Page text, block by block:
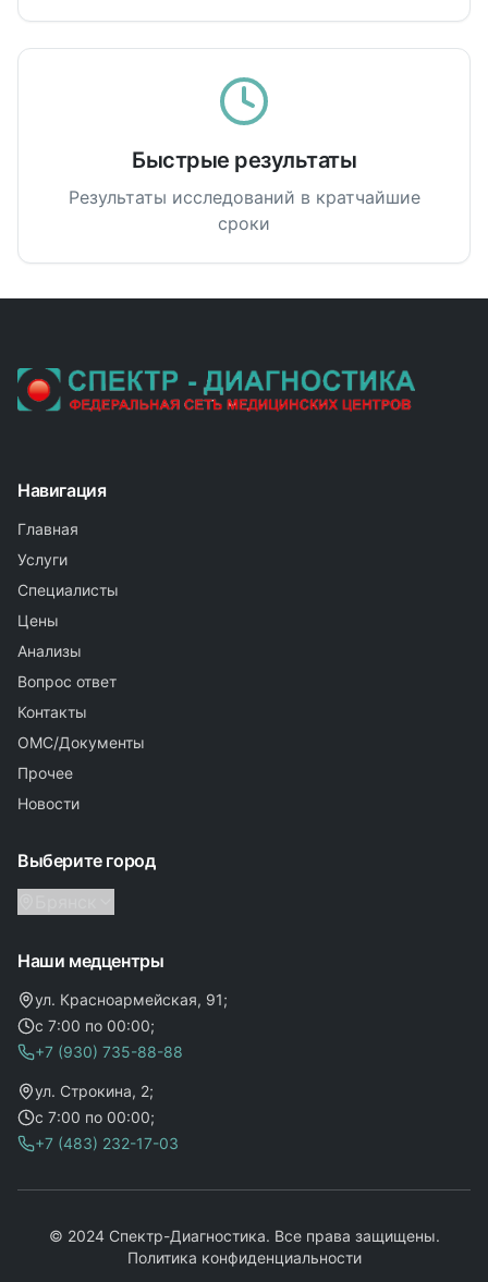
Быстрые результаты
Результаты исследований в кратчайшие
сроки
Навигация
Главная
Услуги
Специалисты
Цены
Анализы
Вопрос ответ
Контакты
ОМС/Документы
Прочее
Новости
Выберите город
Наши медцентры
ул. Красноармейская, 91;
с 7:00 по 00:00;
+7 (930) 735-88-88
ул. Строкина, 2;
с 7:00 по 00:00;
+7 (483) 232-17-03
© 2024 Спектр-Диагностика. Все права защищены.
Политика конфиденциальности